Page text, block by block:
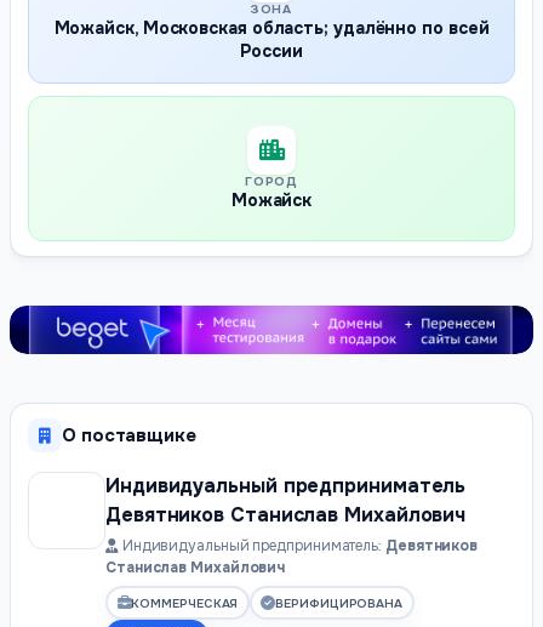
ЗОНА
Можайск, Московская область; удалённо по всей
России
ГОРОД
Можайск
О поставщике
Индивидуальный предприниматель
Девятников Станислав Михайлович
Индивидуальный предприниматель: Девятников
Станислав Михайлович
КОММЕРЧЕСКАЯ ВЕРИФИЦИРОВАНА